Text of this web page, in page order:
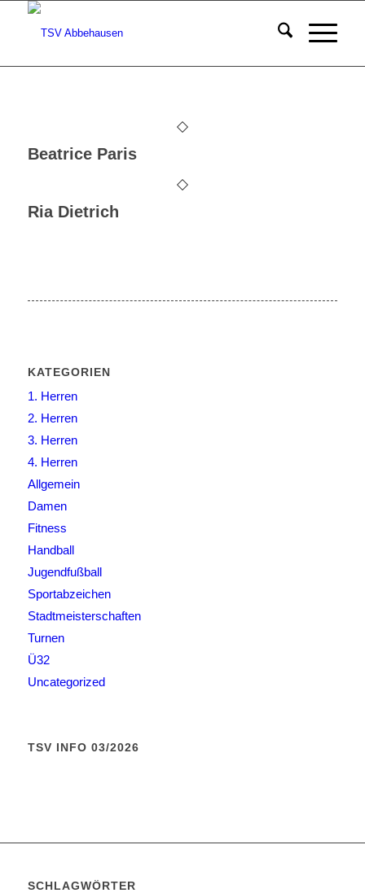
Beatrice Paris
Ria Dietrich
KATEGORIEN
1. Herren
2. Herren
3. Herren
4. Herren
Allgemein
Damen
Fitness
Handball
Jugendfußball
Sportabzeichen
Stadtmeisterschaften
Turnen
Ü32
Uncategorized
TSV INFO 03/2026
SCHLAGWÖRTER